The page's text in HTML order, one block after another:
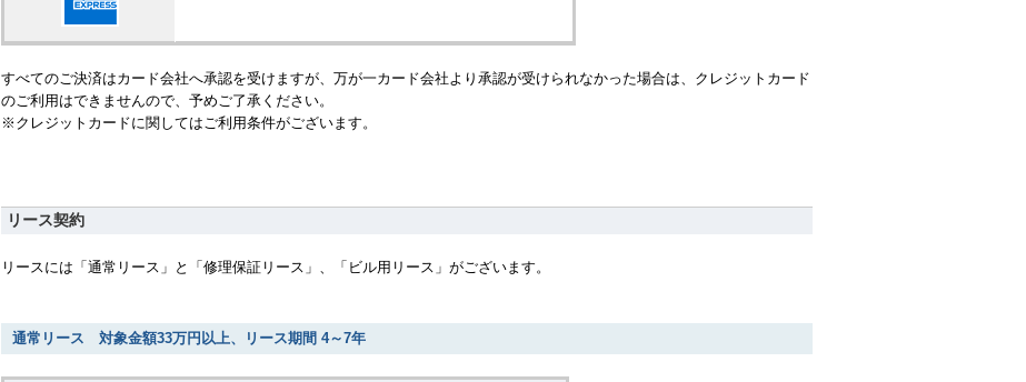
すべてのご決済はカード会社へ承認を受けますが、万が一カード会社より承認が受けられなかった場合は、クレジットカード
のご利用はできませんので、予めご了承ください。
※クレジットカードに関してはご利用条件がございます。
リース契約
リースには「通常リース」と「修理保証リース」、「ビル用リース」がございます。
通常リース 対象金額33万円以上、リース期間 4～7年